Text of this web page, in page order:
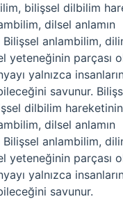
bilişsel dilbilim
dilsel anlamın
Bilişsel anlambilim,
yeteneğinin parçası
yalnızca
savunur.
dilbilim
dilsel anlamın
Bilişsel anlambilim,
yeteneğinin parçası
yalnızca
savunur.